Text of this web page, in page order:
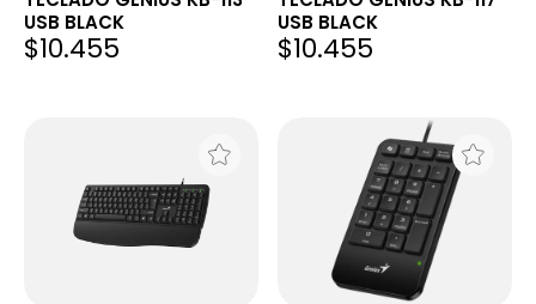
USB BLACK
$10.455
USB BLACK
$10.455